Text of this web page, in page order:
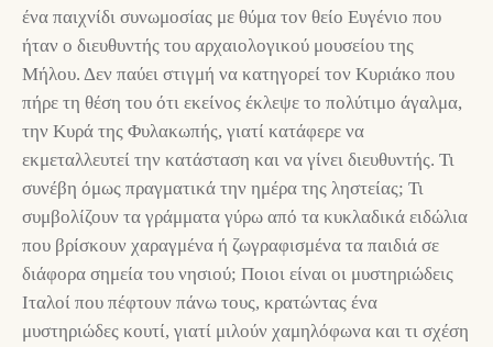
ένα παιχνίδι συνωμοσίας με θύμα τον θείο Ευγένιο που
ήταν ο διευθυντής του αρχαιολογικού μουσείου της
Μήλου. Δεν παύει στιγμή να κατηγορεί τον Κυριάκο που
πήρε τη θέση του ότι εκείνος έκλεψε το πολύτιμο άγαλμα,
την Κυρά της Φυλακωπής, γιατί κατάφερε να
εκμεταλλευτεί την κατάσταση και να γίνει διευθυντής. Τι
συνέβη όμως πραγματικά την ημέρα της ληστείας; Τι
συμβολίζουν τα γράμματα γύρω από τα κυκλαδικά ειδώλια
που βρίσκουν χαραγμένα ή ζωγραφισμένα τα παιδιά σε
διάφορα σημεία του νησιού; Ποιοι είναι οι μυστηριώδεις
Ιταλοί που πέφτουν πάνω τους, κρατώντας ένα
μυστηριώδες κουτί, γιατί μιλούν χαμηλόφωνα και τι σχέση